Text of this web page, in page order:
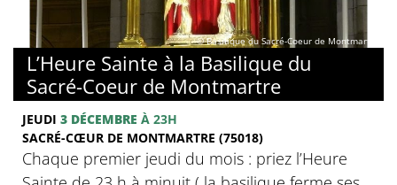
© Basilique du Sacré-Coeur de Montmartre
L’Heure Sainte à la Basilique du
Sacré-Coeur de Montmartre
JEUDI 3 DÉCEMBRE À 23H
SACRÉ-CŒUR DE MONTMARTRE (75018)
Chaque premier jeudi du mois : priez l’Heure